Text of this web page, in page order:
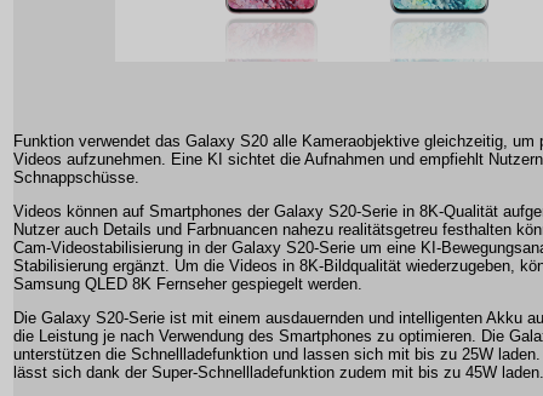
Funktion verwendet das Galaxy S20 alle Kameraobjektive gleichzeitig, um
Videos aufzunehmen. Eine KI sichtet die Aufnahmen und empfiehlt
Schnappschüsse.
Videos können auf Smartphones der Galaxy S20-Serie in 8K-Qualität
Nutzer auch Details und Farbnuancen nahezu realitätsgetreu festhalten
Cam-Videostabilisierung in der Galaxy S20-Serie um eine KI-
Stabilisierung ergänzt. Um die Videos in 8K-Bildqualität wiederzugeben,
Samsung QLED 8K Fernseher gespiegelt werden.
Die Galaxy S20-Serie ist mit einem ausdauernden und intelligenten Akku
die Leistung je nach Verwendung des Smartphones zu optimieren. Die
unterstützen die Schnellladefunktion und lassen sich mit bis zu 25W
lässt sich dank der Super-Schnellladefunktion zudem mit bis zu 45W laden.